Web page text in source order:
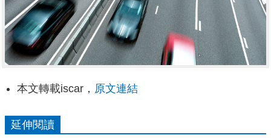
本文轉載iscar， 原文連結
延伸閱讀